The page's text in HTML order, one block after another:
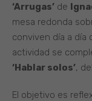
‘Arrugas’ de
mesa redonda
conviven día a día
actividad se
‘Hablar solos’,
El objetivo es